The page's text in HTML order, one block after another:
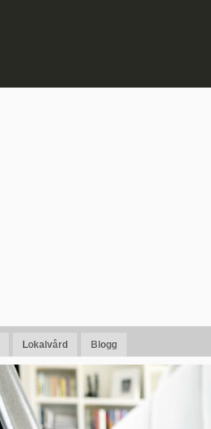
Lokalvård Blogg